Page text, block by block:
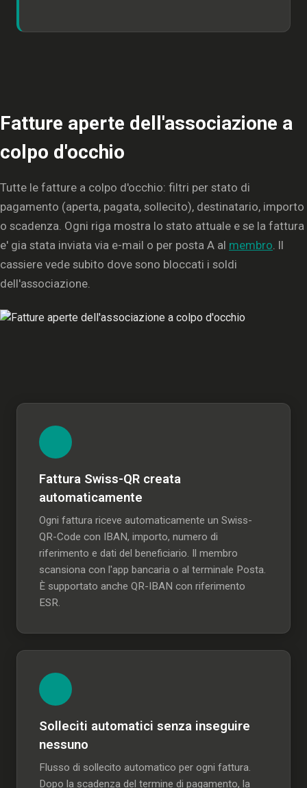
Fatture aperte dell'associazione a
colpo d'occhio
Tutte le fatture a colpo d'occhio: filtri per stato di
pagamento (aperta, pagata, sollecito), destinatario, importo
o scadenza. Ogni riga mostra lo stato attuale e se la fattura
e' gia stata inviata via e-mail o per posta A al membro. Il
cassiere vede subito dove sono bloccati i soldi
dell'associazione.
Fattura Swiss-QR creata
automaticamente
Ogni fattura riceve automaticamente un Swiss-
QR-Code con IBAN, importo, numero di
riferimento e dati del beneficiario. Il membro
scansiona con l'app bancaria o al terminale Posta.
È supportato anche QR-IBAN con riferimento
ESR.
Solleciti automatici senza inseguire
nessuno
Flusso di sollecito automatico per ogni fattura.
Dopo la scadenza del termine di pagamento, la